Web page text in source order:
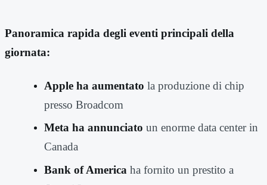
Panoramica rapida degli eventi principali della
giornata:
Apple ha aumentato la produzione di chip
presso Broadcom
Meta ha annunciato un enorme data center in
Canada
Bank of America ha fornito un prestito a